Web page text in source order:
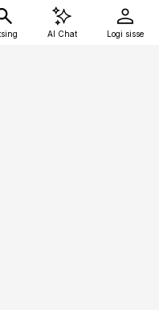
AI Chat Logi sisse